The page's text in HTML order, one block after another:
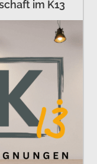
im K13